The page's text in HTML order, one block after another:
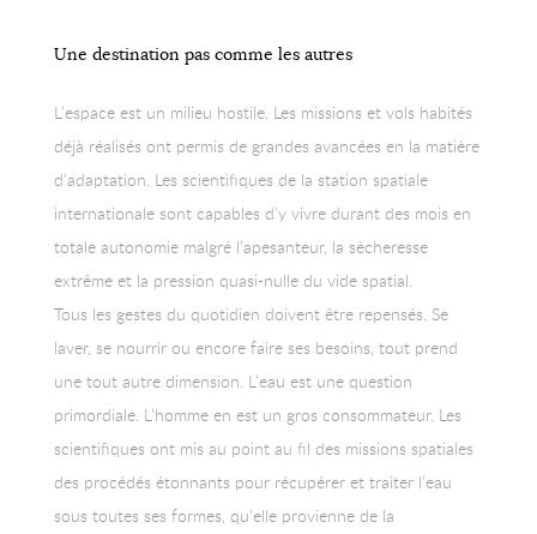
Une destination pas comme les autres
L’espace est un milieu hostile. Les missions et vols habités
déjà réalisés ont permis de grandes avancées en la matière
d’adaptation. Les scientifiques de la station spatiale
internationale sont capables d’y vivre durant des mois en
totale autonomie malgré l’apesanteur, la sècheresse
extrême et la pression quasi-nulle du vide spatial.
Tous les gestes du quotidien doivent être repensés. Se
laver, se nourrir ou encore faire ses besoins, tout prend
une tout autre dimension. L’eau est une question
primordiale. L’homme en est un gros consommateur. Les
scientifiques ont mis au point au fil des missions spatiales
des procédés étonnants pour récupérer et traiter l’eau
sous toutes ses formes, qu’elle provienne de la